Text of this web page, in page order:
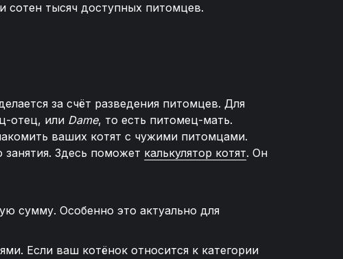
сотен тысяч доступных питомцев.
за счёт разведения питомцев. Для
отец, или Dame, то есть питомец-мать.
ваших котят с чужими питомцами.
Здесь поможет калькулятор котят. Он
сумму. Особенно это актуально для
Если ваш котёнок относится к категории